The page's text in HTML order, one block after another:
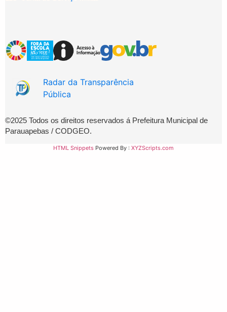
Radar da Transparência
Pública
©2025 Todos os direitos reservados á Prefeitura Municipal de
Parauapebas / CODGEO.
HTML Snippets Powered By : XYZScripts.com